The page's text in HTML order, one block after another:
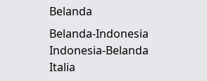
Belanda
Belanda-Indonesia
Indonesia-Belanda
Italia